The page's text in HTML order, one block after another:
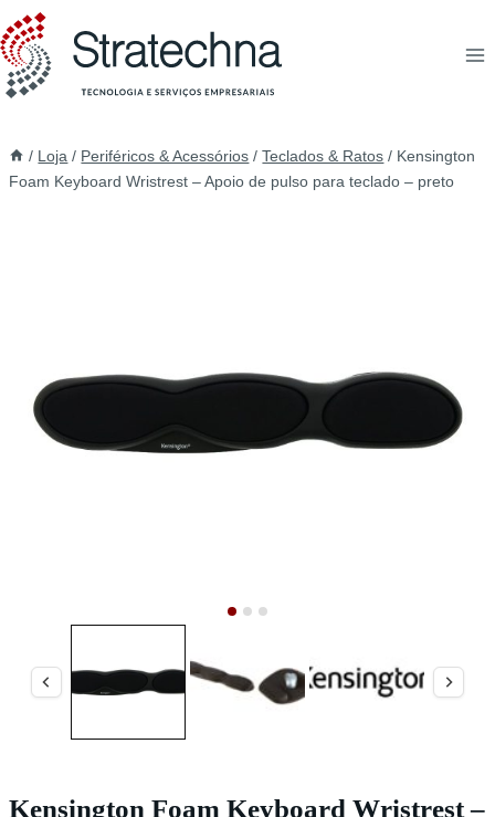
/ Loja / Periféricos & Acessórios / Teclados & Ratos / Kensington
Foam Keyboard Wristrest – Apoio de pulso para teclado – preto
Kensington Foam Keyboard Wristrest –